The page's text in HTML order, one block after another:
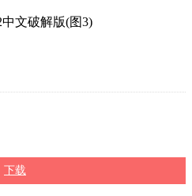
下载